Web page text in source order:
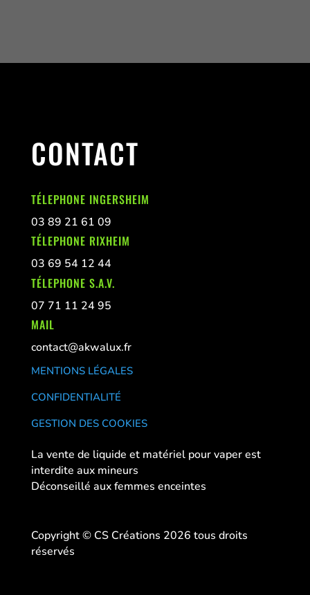
CONTACT
TÉLEPHONE INGERSHEIM
03 89 21 61 09
TÉLEPHONE RIXHEIM
03 69 54 12 44
TÉLEPHONE S.A.V.
07 71 11 24 95
MAIL
contact@akwalux.fr
MENTIONS LÉGALES
CONFIDENTIALITÉ
GESTION DES COOKIES
La vente de liquide et matériel pour vaper est
interdite aux mineurs
Déconseillé aux femmes enceintes
Copyright © CS Créations 2026 tous droits
réservés